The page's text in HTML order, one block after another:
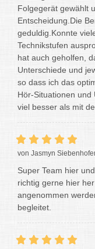
Folgegerät gewählt
Entscheidung.Die
geduldig.Konnte
Technikstufen
hat auch geholfen,
Unterschiede und
so dass ich das
Hör-Situationen
viel besser als mit
von Jasmyn
Super Team hier
richtig gerne hier
angenommen
begleitet.